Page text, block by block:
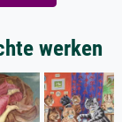
werken